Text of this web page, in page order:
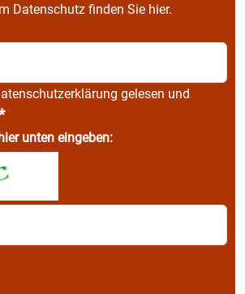
Datenschutz finden Sie hier.
gelesen und
unten eingeben: